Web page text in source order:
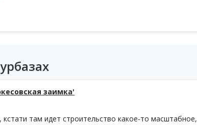
заимка'
там идет строительство какое-то масштабное,